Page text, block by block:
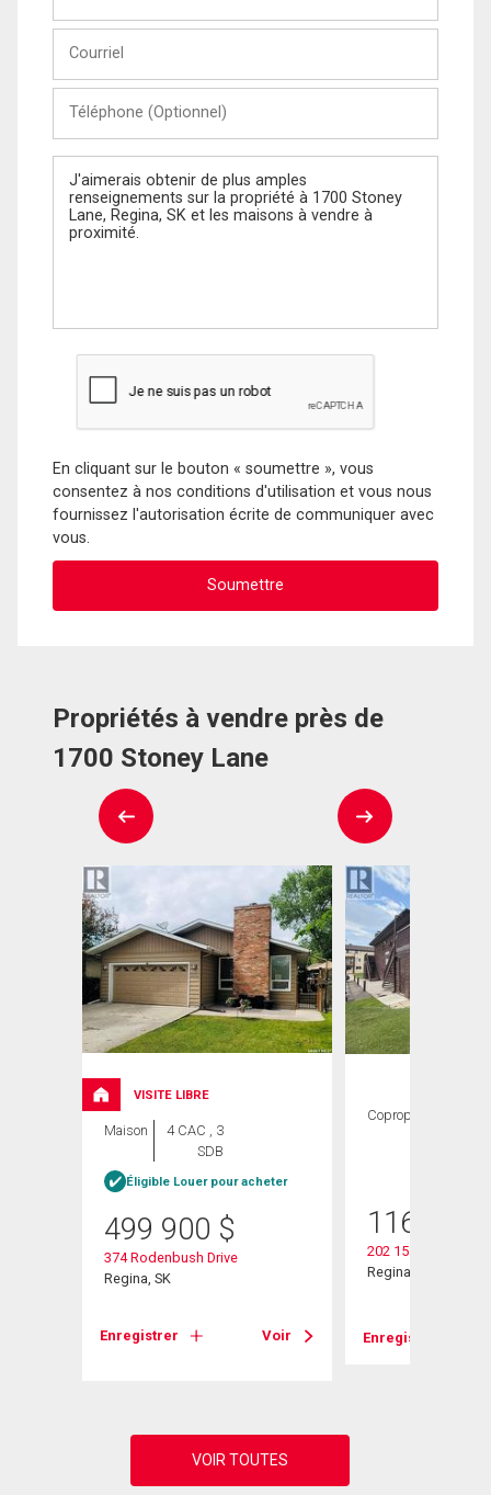
Nom
(Optionnel)
Message
En cliquant sur le bouton « soumettre », vous
consentez à nos conditions d'utilisation et vous nous
fournissez l'autorisation écrite de communiquer avec
vous.
Propriétés à vendre près de
1700 Stoney Lane
VISITE LIBRE
Maison
4 CAC , 3
SDB
Éligible Louer pour acheter
499 900 $
374 Rodenbush Drive
Regina, SK
Enregistrer Voir
Copropriété
116 900
202 15 Alport
Regina, SK
Enregistrer